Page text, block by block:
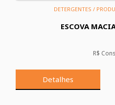
DETERGENTES /
ESCOVA
R$
Detalhes